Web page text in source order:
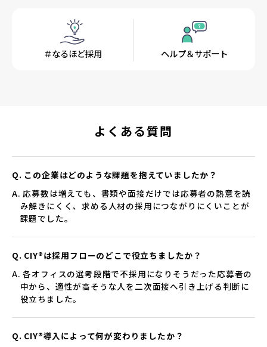
＃なるほど採用 ヘルプ＆サポート
よくある質問
Q. この企業はどのような課題を抱えていましたか？
A. 応募数は増えても、書類や面接だけでは応募者の熱意を読
み解きにくく、求める人材の採用につながりにくいことが
課題でした。
Q. CIY®は採用フローのどこで役立ちましたか？
A. 各オフィスの選考段階で不採用になりそうだった応募者の
中から、適性が高そうな人を二次面接へ引き上げる判断に
役立ちました。
Q. CIY®導入によって何が変わりましたか？